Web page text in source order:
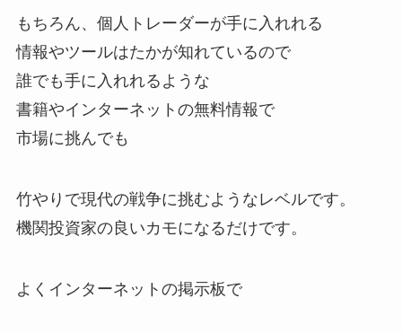
もちろん、個人トレーダーが手に入れれる
情報やツールはたかが知れているので
誰でも手に入れれるような
書籍やインターネットの無料情報で
市場に挑んでも
竹やりで現代の戦争に挑むようなレベルです。
機関投資家の良いカモになるだけです。
よくインターネットの掲示板で